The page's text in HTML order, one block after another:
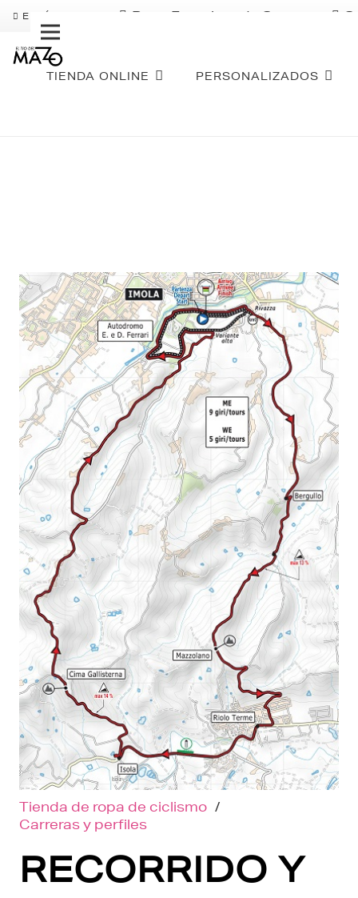
ENVÍO GRATIS Pago Fraccionado Sequra
TIENDA ONLINE PERSONALIZADOS
Tienda de ropa de ciclismo /
Carreras y perfiles
RECORRIDO Y